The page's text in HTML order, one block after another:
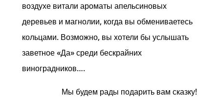
воздухе витали ароматы апельсиновых
деревьев и магнолии, когда вы обмениваетесь
кольцами. Возможно, вы хотели бы услышать
заветное «Да» среди бескрайних
виноградников….
Мы будем рады подарить вам сказку!